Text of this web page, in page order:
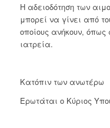
Η αδειοδότηση των
μπορεί να γίνει από
οποίους ανήκουν,
ιατρεία.
Κατόπιν των ανωτέρω
Ερωτάται ο Κύριος